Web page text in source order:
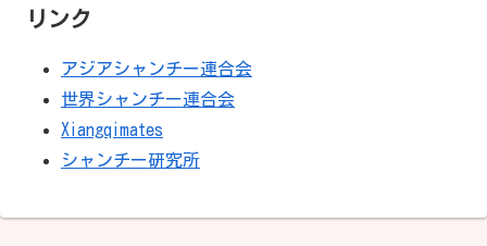
リンク
アジアシャンチー連合会
世界シャンチー連合会
Xiangqimates
シャンチー研究所